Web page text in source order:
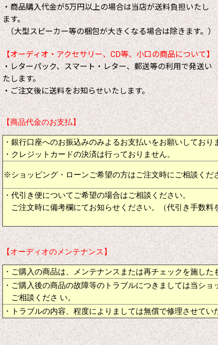
・商品購入代金が5万円以上の場合は当店が送料負担いたし
ます。
（大型スピーカー等の梱包が大きくなる場合は除きます。）
【オーディオ・アクセサリー、CD等、小口の商品について】
・レターパック、スマート・レター、郵送等の利用で発送い
たします。
・ご注文後に送料をお知らせいたします。
【商品代金のお支払】
・銀行口座へのお振込みのみよるお支払いをお願いしており
・クレジットカードの決済は行っておりません。
※ショッピング・ローンご希望の方はご注文時にご相談くだ
・代引き便についてご希望の場合はご相談ください。
ご注文時に備考欄にてお知らせください。（代引き手数料
【オーディオのメンテナンス】
・ご購入の商品は、メンテナンスまたは再チェックを施し
・ご購入後の商品の故障等のトラブルにつきましては当ショ
ご相談くださ い。
・トラブルの内容、程度によりましては無償で修理させてい